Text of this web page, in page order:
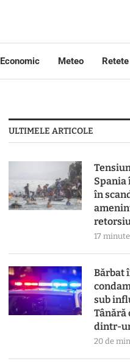
Economic Meteo Retete
ULTIMELE ARTICOLE
în
17
Bărbat
sub
dintr-
20 de